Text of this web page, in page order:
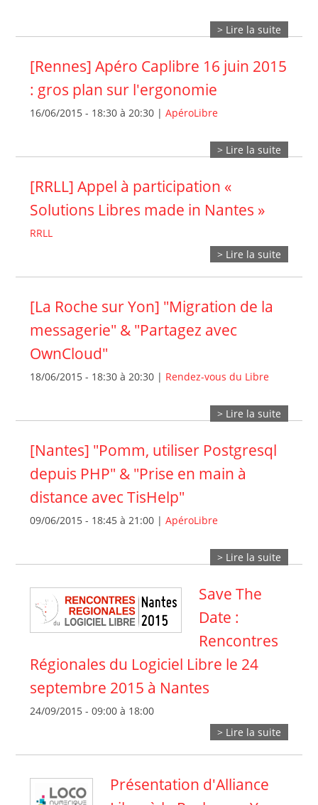
> Lire la suite
[Rennes] Apéro Caplibre 16 juin 2015
: gros plan sur l'ergonomie
16/06/2015 - 18:30 à20:30 |ApéroLibre
> Lire la suite
[RRLL] Appel à participation «
Solutions Libres made in Nantes »
RRLL
> Lire la suite
[La Roche sur Yon] "Migration de la
messagerie" & "Partagez avec
OwnCloud"
18/06/2015 - 18:30 à20:30 | Rendez-vous du Libre
> Lire la suite
[Nantes] "Pomm, utiliser Postgresql
depuis PHP" & "Prise en main à
distance avec TisHelp"
09/06/2015 - 18:45 à21:00 |ApéroLibre
> Lire la suite
Save The
Date :
Rencontres
Régionales du Logiciel Libre le 24
septembre 2015 à Nantes
24/09/2015 -09:00 à 18:00
> Lire la suite
Présentation d'Alliance